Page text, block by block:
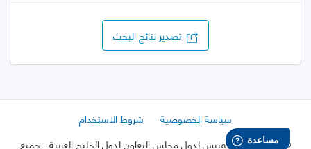
تصدير نتائج البحث
سياسة الخصوصية
شروط الاستخدام
© 2026 هيئة التقييس لدول مجلس التعاون لدول الخليج العربية - جميع